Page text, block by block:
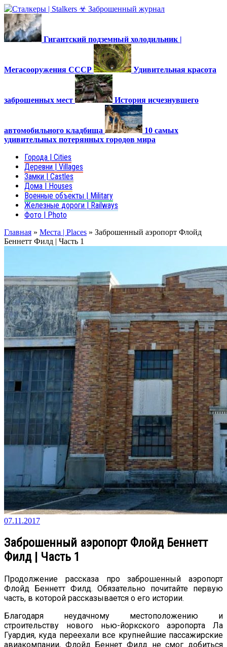
Гигантский подземный холодильник |
Мегасооружения СССР Удивительная красота
заброшенных мест История исчезнувшего
автомобильного кладбища
10 самых
удивительных потерянных городов мира
Города | Cities
Деревни | Villages
Замки | Castles
Дома | Houses
Военные объекты | Military
Железные дороги | Railways
Фото | Photo
Главная » Места | Places » Заброшенный аэропорт Флойд
Беннетт Филд | Часть 1
07.11.2017
Заброшенный аэропорт Флойд Беннетт
Филд | Часть 1
Продолжение рассказа про заброшенный аэропорт
Флойд Беннетт Филд. Обязательно почитайте первую
часть, в которой рассказывается о его истории.
Благодаря неудачному местоположению и
строительству нового нью-йоркского аэропорта Ла
Гуардия, куда переехали все крупнейшие пассажирские
авиакомпании, Флойд Беннет Филд не смог добиться